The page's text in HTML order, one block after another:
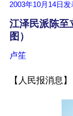
2003年10月14日 发
江泽民派陈至
图）
卢笙
【人民报消息】